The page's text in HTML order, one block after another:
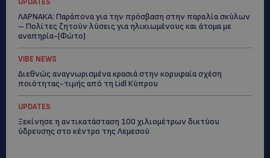
ΛΑΡΝΑΚΑ: Παράπονα για την πρόσβαση στην παραλία σκύλων
– Πολίτες ζητούν λύσεις για ηλικιωμένους και άτομα με
αναπηρία-(Φώτο)
VIBE NEWS
Διεθνώς αναγνωρισμένα κρασιά στην κορυφαία σχέση
ποιότητας-τιμής από τη Lidl Κύπρου
UPDATES
Ξεκίνησε η αντικατάσταση 100 χιλιομέτρων δικτύου
ύδρευσης στο κέντρο της Λεμεσού